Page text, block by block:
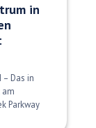
in
– Das in
Parkway